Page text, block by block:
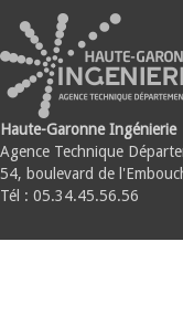
Haute-Garonne Ingénierie
Agence Technique
54, boulevard de
Tél : 05.34.45.56.56